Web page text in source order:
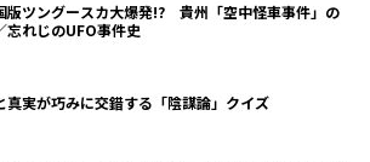
版ツングースカ大爆発!? 貴州「空中怪車事件」の
忘れじのUFO事件史
真実が巧みに交錯する「陰謀論」クイズ